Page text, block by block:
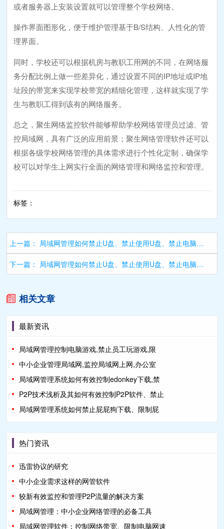
或者服务器上安装设置就可以管理整个学校网络。
操作界面图形化，便于维护管理基于B/S结构、人性化的管
理界面。
同时，学校还可以根据机房与教职工用网的不同，在网络服
务分配比例上做一些差异化，通过设置不同的IP地址或IP地
址段的带宽来实现学校带宽的精细化管理，这样就实现了学
生与教职工得到该有的网络服务。
总之，聚生网络监控软件能够帮助学校网络管理员过滤、管
控局域网，具有广泛的应用前景；聚生网络管理软件还可以
根据各级学校网络管理的具体需求进行个性化定制，确保学
校可以对学生上网实行全面的网络管理和网络监控和管理。
标签：
上一篇： 局域网管理如何禁止U盘、禁止使用U盘、禁止电脑使用U盘
下一篇： 局域网管理如何禁止U盘、禁止使用U盘、禁止电脑使用U盘
相关文章
最新资讯
局域网管理控制电脑游戏,禁止员工玩游戏,限
中小企业管理局域网,监控局域网上网,办公室
局域网管理系统如何有效控制edonkey下载,禁
P2P技术浅析及其如何有效控制P2P软件、禁止
局域网管理系统如何禁止屁屁狗下载、限制屁
热门资讯
迅雷协议的研究
中小企业需求这样的网管软件
较新有效监控和管理P2P流量的解决方案
局域网管理：中小企业网络管理的必备工具
局域网管理软件：控制网络带宽、限制电脑网速